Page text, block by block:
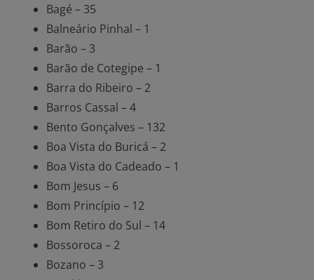
Bagé – 35
Balneário Pinhal – 1
Barão – 3
Barão de Cotegipe – 1
Barra do Ribeiro – 2
Barros Cassal – 4
Bento Gonçalves – 132
Boa Vista do Buricá – 2
Boa Vista do Cadeado – 1
Bom Jesus – 6
Bom Princípio – 12
Bom Retiro do Sul – 14
Bossoroca – 2
Bozano – 3